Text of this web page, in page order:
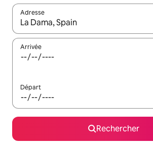
Adresse
Lorsque les résultats s'affichent,
Arrivée
Départ
Rechercher